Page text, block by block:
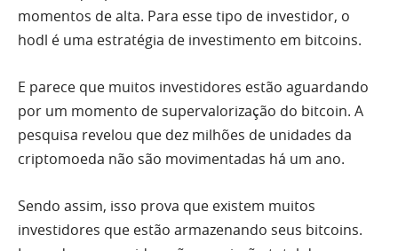
momentos de alta. Para esse tipo de investidor, o
hodl é uma estratégia de investimento em bitcoins.
E parece que muitos investidores estão aguardando
por um momento de supervalorização do bitcoin. A
pesquisa revelou que dez milhões de unidades da
criptomoeda não são movimentadas há um ano.
Sendo assim, isso prova que existem muitos
investidores que estão armazenando seus bitcoins.